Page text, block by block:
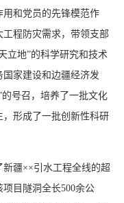
和党员的先锋模范作
程防灾需求，带领支部
立地”的科学研究和技术
家建设和边疆经济发
号召，培养了一批文化
，形成了一批创新性科研
新疆××引水工程全线的超
目隧洞全长500余公